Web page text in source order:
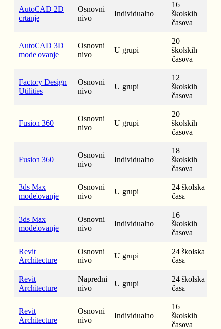
AutoCAD 2D
crtanje
Osnovni
nivo
Individualno
16
školskih
časova
AutoCAD 3D
modelovanje
Osnovni
nivo
U grupi
20
školskih
časova
Factory Design
Utilities
Osnovni
nivo
U grupi
12
školskih
časova
Fusion 360
Osnovni
nivo
U grupi
20
školskih
časova
Fusion 360
Osnovni
nivo
Individualno
18
školskih
časova
3ds Max
modelovanje
Osnovni
nivo
U grupi
24 školska
časa
3ds Max
modelovanje
Osnovni
nivo
Individualno
16
školskih
časova
Revit
Architecture
Osnovni
nivo
U grupi
24 školska
časa
Revit
Architecture
Napredni
nivo
U grupi
24 školska
časa
Revit
Architecture
Osnovni
nivo
Individualno
16
školskih
časova